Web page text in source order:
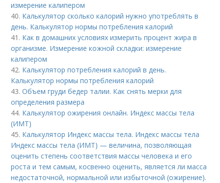
измерение калипером
40. Калькулятор сколько калорий нужно употреблять в
день. Калькулятор нормы потребления калорий
41. Как в домашних условиях измерить процент жира в
организме. Измерение кожной складки: измерение
калипером
42. Калькулятор потребления калорий в день.
Калькулятор нормы потребления калорий
43.Объем груди бедер талии. Как снять мерки для
определения размера
44. Калькулятор ожирения онлайн. Индекс массы тела
(ИМТ)
45. Калькулятор Индекс массы тела. Индекс массы тела
Индекс массы тела (ИМТ) — величина, позволяющая
оценить степень соответствия массы человека и его
роста и тем самым, косвенно оценить, является ли масса
недостаточной, нормальной или избыточной (ожирение).